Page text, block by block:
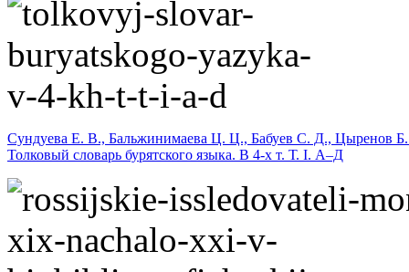
Сундуева Е. В., Бальжинимаева Ц. Ц., Бабуев С. Д., Цыренов
Толковый словарь бурятского языка. В 4-х т. Т. I. А–Д